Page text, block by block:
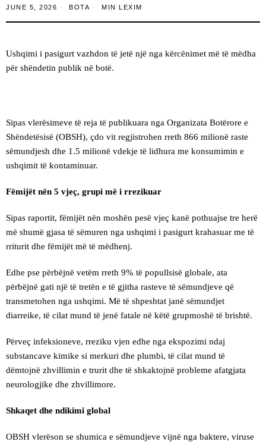
JUNE 5, 2026 BOTA MIN LEXIM
Ushqimi i pasigurt vazhdon të jetë një nga kërcënimet më të mëdha
për shëndetin publik në botë.
Sipas vlerësimeve të reja të publikuara nga Organizata Botërore e
Shëndetësisë (OBSH), çdo vit regjistrohen rreth 866 milionë raste
sëmundjesh dhe 1.5 milionë vdekje të lidhura me konsumimin e
ushqimit të kontaminuar.
Fëmijët nën 5 vjeç, grupi më i rrezikuar
Sipas raportit, fëmijët nën moshën pesë vjeç kanë pothuajse tre herë
më shumë gjasa të sëmuren nga ushqimi i pasigurt krahasuar me të
rriturit dhe fëmijët më të mëdhenj.
Edhe pse përbëjnë vetëm rreth 9% të popullsisë globale, ata
përbëjnë gati një të tretën e të gjitha rasteve të sëmundjeve që
transmetohen nga ushqimi. Më të shpeshtat janë sëmundjet
diarreike, të cilat mund të jenë fatale në këtë grupmoshë të brishtë.
Përveç infeksioneve, rreziku vjen edhe nga ekspozimi ndaj
substancave kimike si merkuri dhe plumbi, të cilat mund të
dëmtojnë zhvillimin e trurit dhe të shkaktojnë probleme afatgjata
neurologjike dhe zhvillimore.
Shkaqet dhe ndikimi global
OBSH vlerëson se shumica e sëmundjeve vijnë nga baktere, viruse